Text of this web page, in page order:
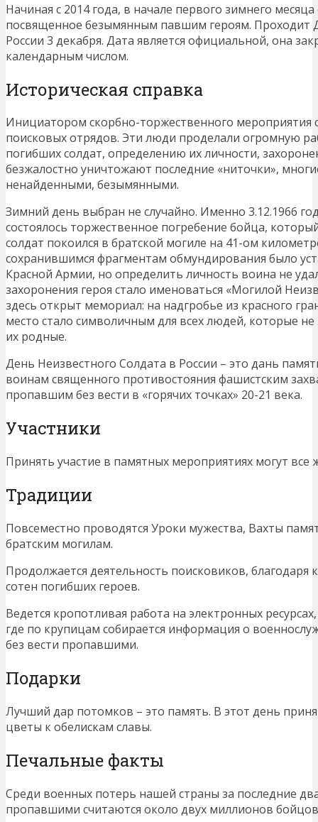
Начиная с 2014 года, в начале первого зимнего
посвященное безымянным павшим героям. Проходит
России 3 декабря. Дата является официальной, она
календарным числом.
Историческая справка
Инициатором скорбно-торжественного мероприятия
поисковых отрядов. Эти люди проделали огромную
погибших солдат, определению их личности,
безжалостно уничтожают последние «ниточки»,
ненайденными, безымянными.
Зимний день выбран не случайно. Именно 3.12.1966
состоялось торжественное погребение бойца,
солдат покоился в братской могиле на 41-ом
сохранившимся фрагментам обмундирования было
Красной Армии, но определить личность воина не
захоронения героя стало именоваться «Могилой
здесь открыт мемориал: на надгробье из красного
место стало символичным для всех людей, которые не
их родные.
День Неизвестного Солдата в России – это дань
воинам священного противостояния фашистским
пропавшим без вести в «горячих точках» 20-21 века.
Участники
Принять участие в памятных мероприятиях могут
Традиции
Повсеместно проводятся Уроки мужества, Вахты
братским могилам.
Продолжается деятельность поисковиков, благодаря
сотен погибших героев.
Ведется кропотливая работа на электронных
где по крупицам собирается информация о
без вести пропавшими.
Подарки
Лучший дар потомков – это память. В этот день
цветы к обелискам славы.
Печальные факты
Среди военных потерь нашей страны за последние
пропавшими считаются около двух миллионов